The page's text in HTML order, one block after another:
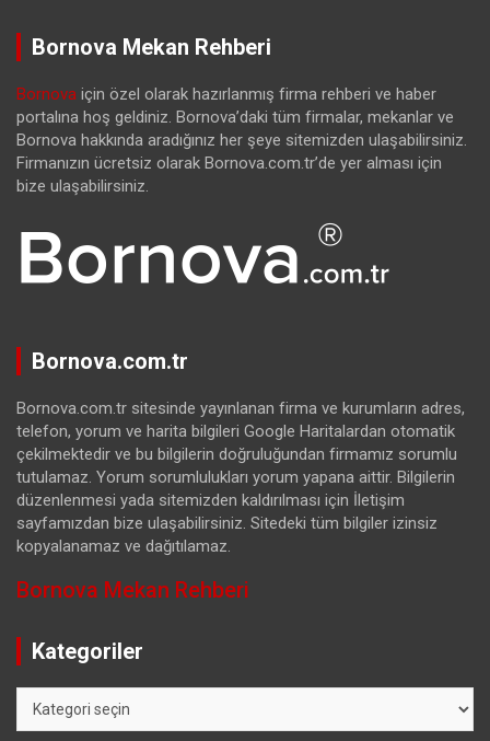
Bornova Mekan Rehberi
Bornova için özel olarak hazırlanmış firma rehberi ve haber
portalına hoş geldiniz. Bornova’daki tüm firmalar, mekanlar ve
Bornova hakkında aradığınız her şeye sitemizden ulaşabilirsiniz.
Firmanızın ücretsiz olarak Bornova.com.tr’de yer alması için
bize ulaşabilirsiniz.
Bornova.com.tr
Bornova.com.tr sitesinde yayınlanan firma ve kurumların adres,
telefon, yorum ve harita bilgileri Google Haritalardan otomatik
çekilmektedir ve bu bilgilerin doğruluğundan firmamız sorumlu
tutulamaz. Yorum sorumlulukları yorum yapana aittir. Bilgilerin
düzenlenmesi yada sitemizden kaldırılması için İletişim
sayfamızdan bize ulaşabilirsiniz. Sitedeki tüm bilgiler izinsiz
kopyalanamaz ve dağıtılamaz.
Bornova Mekan Rehberi
Kategoriler